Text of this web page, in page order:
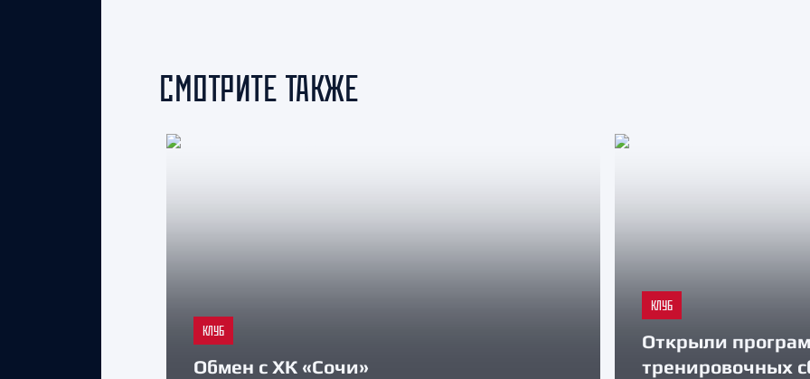
СМОТРИТЕ ТАКЖЕ
КЛУБ
Обмен с ХК «Сочи»
КЛУБ
Открыли
тренировочных